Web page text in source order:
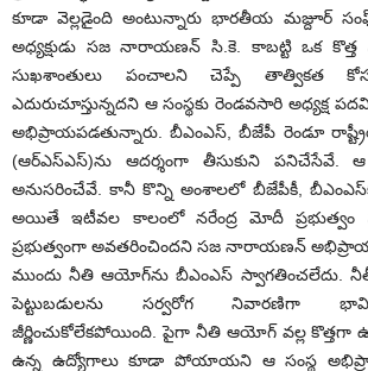
కూడా వెల్లడైంది అంటున్నారు భారతీయ మజ్దూర్‌
అధ్యక్షుడు సజ నారాయణన్‌ సి.కె. కాబట్టి ఒక కొత్త
సుఖశాంతులు పంచాలని చెప్పే తాత్వికత
ఎదురుచూస్తున్నదని ఆ సంస్థకు రెండవసారి అధ్యక్ష
అభిప్రాయపడతున్నారు. బీఎంఎస్‌, బీజేపీ రెండూ
(ఆర్‌ఎస్‌ఎస్‌)ను ఆదర్శంగా తీసుకుని పనిచేసేవే. ఆ
అనుసరించేవే. కానీ కొన్ని అంశాలలో బీజేపీకీ,
అయితే ఇటీవల కాలంలో నరేంద్ర మోదీ ప్రభుత్వం
ప్రభుత్వంగా అవతరించిందని సజ నారాయణన్‌
ముందు నీతి ఆయోగ్‌ను బీఎంఎస్‌ స్వాగతించలేదు.
పెట్టుబడులను సర్వరోగ నివారణిగా
జీర్ణించుకోలేకపోయింది. పైగా నీతి ఆయోగ్‌ వల్ల కొత్తగా
ఉన్న ఉద్యోగాలు కూడా పోయాయని ఆ సంస్థ